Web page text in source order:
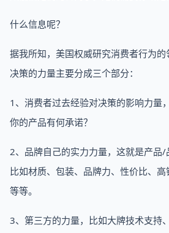
什么信息呢？
据我所知，美国权威研究消费者行为
决策的力量主要分成三个部分：
1、消费者过去经验对决策的影响力量
你的产品有何承诺？
2、品牌自己的实力力量，这就是产品/
比如材质、包装、品牌力、性价比、
等等。
3、第三方的力量，比如大牌技术支持